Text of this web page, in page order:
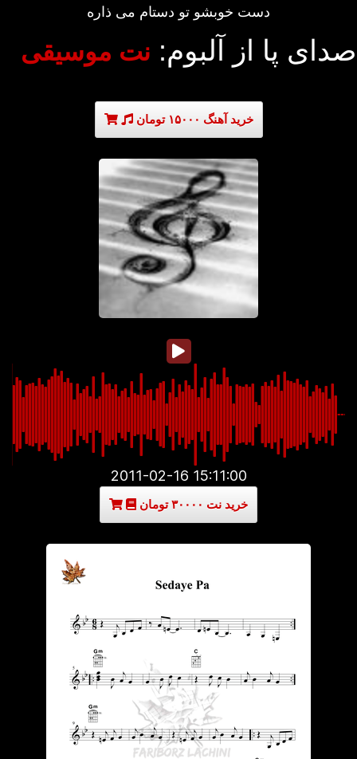
دست خوبشو تو دستام می ذاره
صدای پا از آلبوم: نت موسیقی
خرید آهنگ ۱۵۰۰۰ تومان
2011-02-16 15:11:00
خرید نت ۳۰۰۰۰ تومان